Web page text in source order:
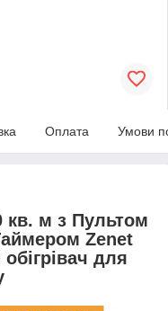
Оплата Умови
кв. м з Пультом
Zenet
для